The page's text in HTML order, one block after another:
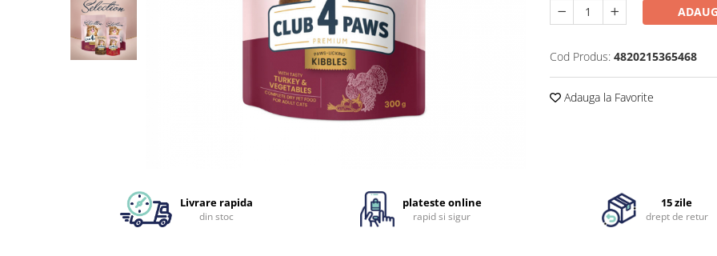
Cod Produs: 4820215365468
Adauga la Favorite
Livrare rapida
din stoc
plateste online
rapid si sigur
15 zile
drept de retur